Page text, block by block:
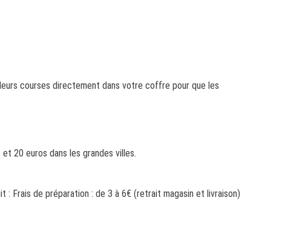
courses directement dans votre coffre pour que les
20 euros dans les grandes villes.
: Frais de préparation : de 3 à 6€ (retrait magasin et livraison)